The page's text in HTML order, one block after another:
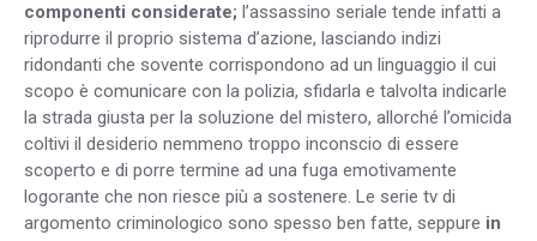
componenti considerate; l’assassino seriale tende infatti a
riprodurre il proprio sistema d’azione, lasciando indizi
ridondanti che sovente corrispondono ad un linguaggio il cui
scopo è comunicare con la polizia, sfidarla e talvolta indicarle
la strada giusta per la soluzione del mistero, allorché l’omicida
coltivi il desiderio nemmeno troppo inconscio di essere
scoperto e di porre termine ad una fuga emotivamente
logorante che non riesce più a sostenere. Le serie tv di
argomento criminologico sono spesso ben fatte, seppure in